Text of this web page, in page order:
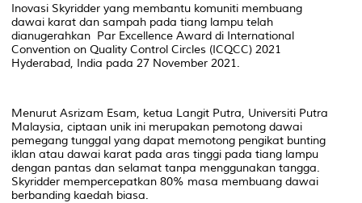
Inovasi Skyridder yang membantu komuniti membuang
dawai karat dan sampah pada tiang lampu telah
dianugerahkan Par Excellence Award di International
Convention on Quality Control Circles (ICQCC) 2021
Hyderabad, India pada 27 November 2021.
Menurut Asrizam Esam, ketua Langit Putra, Universiti Putra
Malaysia, ciptaan unik ini merupakan pemotong dawai
pemegang tunggal yang dapat memotong pengikat bunting
iklan atau dawai karat pada aras tinggi pada tiang lampu
dengan pantas dan selamat tanpa menggunakan tangga.
Skyridder mempercepatkan 80% masa membuang dawai
berbanding kaedah biasa.